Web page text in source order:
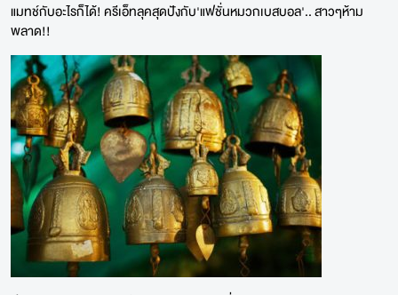
แมทช์กับอะไรก็ได้! ครีเอ็ทลุคสุดปังกับ'แฟชั่นหมวกเบสบอล'.. สาวๆห้าม
พลาด!!